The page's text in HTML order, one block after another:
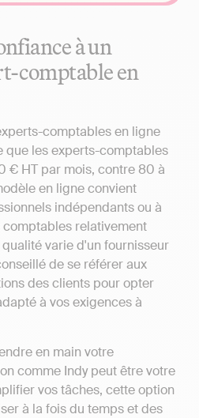
à un
comptable en
comptables en ligne
que les experts-comptables
€ HT par mois, contre 80 à
en ligne convient
indépendants ou à
relativement
varie d'un fournisseur
de se référer aux
des clients pour opter
à vos exigences à
en main votre
comme Indy peut être votre
vos tâches, cette option
à la fois du temps et des